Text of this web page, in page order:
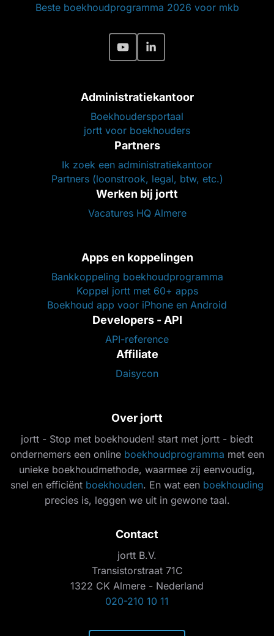
Beste boekhoudprogramma 2026 voor mkb
Administratiekantoor
Boekhoudersportaal
jortt voor boekhouders
Partners
Ik zoek een administratiekantoor
Partners (loonstrook, legal, btw, etc.)
Werken bij jortt
Vacatures HQ Almere
Apps en koppelingen
Bankkoppeling boekhoudprogramma
Koppel jortt met 60+ apps
Boekhoud app voor iPhone en Android
Developers - API
API-reference
Affiliate
Daisycon
Over jortt
jortt - Stop met boekhouden! start met jortt - biedt
ondernemers een online boekhoudprogramma met een
unieke boekhoudmethode, waarmee zij eenvoudig,
snel en efficiënt boekhouden. En wat een boekhouding
precies is, leggen we uit in gewone taal.
Contact
jortt B.V.
Transistorstraat 71C
1322 CK Almere - Nederland
020-210 10 11